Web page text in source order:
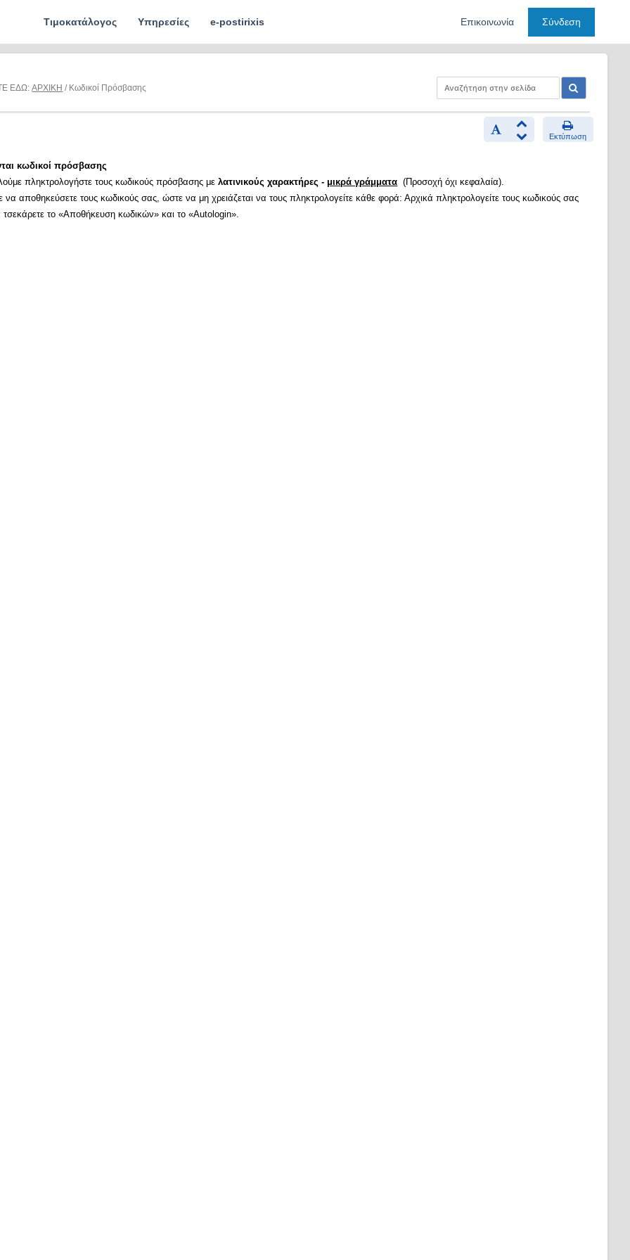
Τιμοκατάλογος Υπηρεσίες e-postirixis Επικοινωνία Σύνδεση
ΕΔΩ:ΑΡΧΙΚΗ / Κωδικοί Πρόσβασης
Εκτύπωση
κωδικοί πρόσβασης
πληκτρολογήστε τους κωδικούς πρόσβασης μελατινικούς χαρακτήρες - μικρά γράμματα (Προσοχή όχι κεφαλαία).
να αποθηκεύσετε τους κωδικούς σας, ώστε να μη χρειάζεται να τους πληκτρολογείτε κάθε φορά: Αρχικά πληκτρολογείτε τους κωδικούς σας
τσεκάρετε το «Αποθήκευση κωδικών» και το «Autologin».